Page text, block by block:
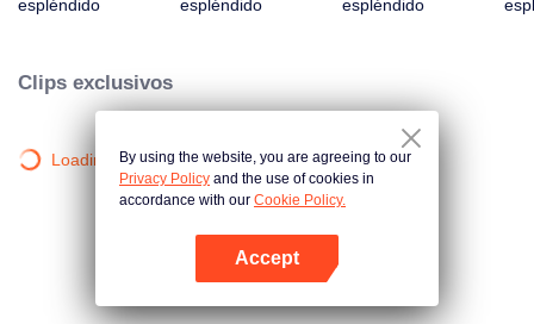
espléndido
espléndido
espléndido
Clips exclusivos
Loading…By using the website, you are agreeing to our
Privacy Policy and the use of cookies in
accordance with our Cookie Policy.
Accept